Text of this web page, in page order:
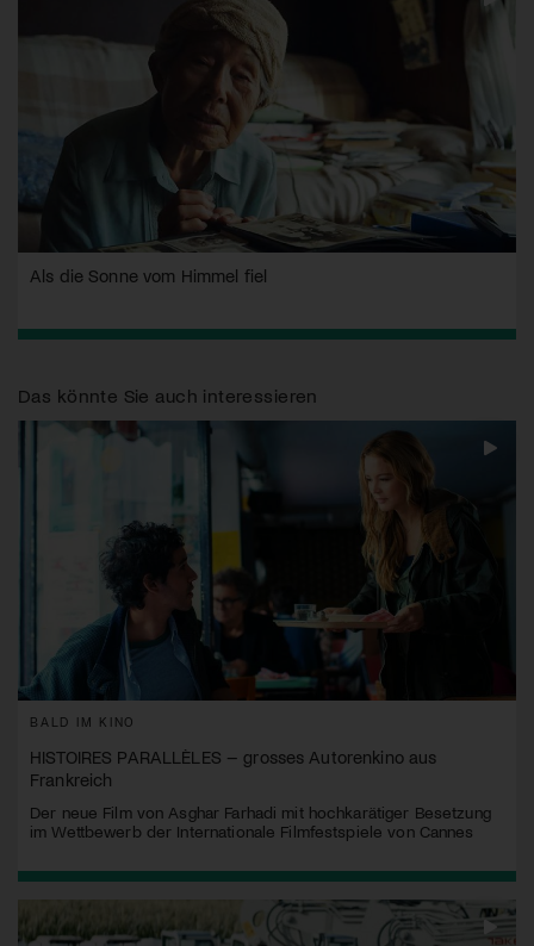
Als die Sonne vom Himmel fiel
Das könnte Sie auch interessieren
BALD IM KINO
HISTOIRES PARALLÈLES – grosses Autorenkino aus
Frankreich
Der neue Film von Asghar Farhadi mit hochkarätiger Besetzung
im Wettbewerb der Internationale Filmfestspiele von Cannes